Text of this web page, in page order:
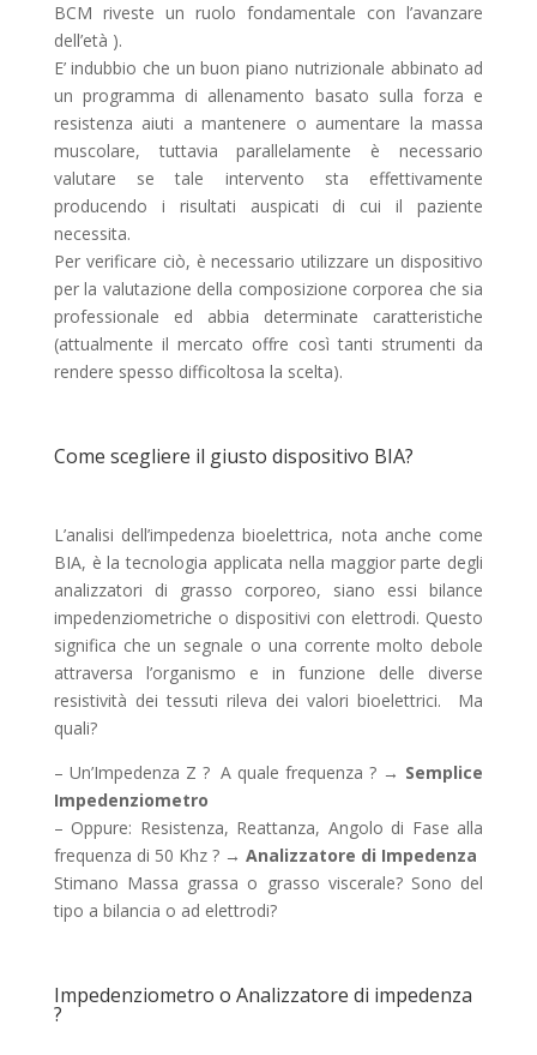
BCM riveste un ruolo fondamentale con l’avanzare
dell’età ).
E’ indubbio che un buon piano nutrizionale abbinato ad
un programma di allenamento basato sulla forza e
resistenza aiuti a mantenere o aumentare la massa
muscolare, tuttavia parallelamente è necessario
valutare se tale intervento sta effettivamente
producendo i risultati auspicati di cui il paziente
necessita.
Per verificare ciò, è necessario utilizzare un dispositivo
per la valutazione della composizione corporea che sia
professionale ed abbia determinate caratteristiche
(attualmente il mercato offre così tanti strumenti da
rendere spesso difficoltosa la scelta).
Come scegliere il giusto dispositivo BIA?
L’analisi dell’impedenza bioelettrica, nota anche come
BIA, è la tecnologia applicata nella maggior parte degli
analizzatori di grasso corporeo, siano essi bilance
impedenziometriche o dispositivi con elettrodi. Questo
significa che un segnale o una corrente molto debole
attraversa l’organismo e in funzione delle diverse
resistività dei tessuti rileva dei valori bioelettrici. Ma
quali?
– Un’Impedenza Z ? A quale frequenza ? → Semplice
Impedenziometro
– Oppure: Resistenza, Reattanza, Angolo di Fase alla
frequenza di 50 Khz ? → Analizzatore di Impedenza
Stimano Massa grassa o grasso viscerale? Sono del
tipo a bilancia o ad elettrodi?
Impedenziometro o Analizzatore di impedenza
?